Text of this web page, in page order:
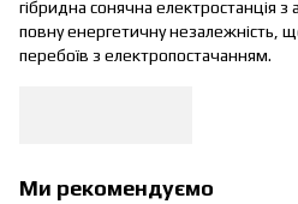
гібридна сонячна електростанція
повну енергетичну незалежність,
перебоїв з електропостачанням.
Ми рекомендуємо